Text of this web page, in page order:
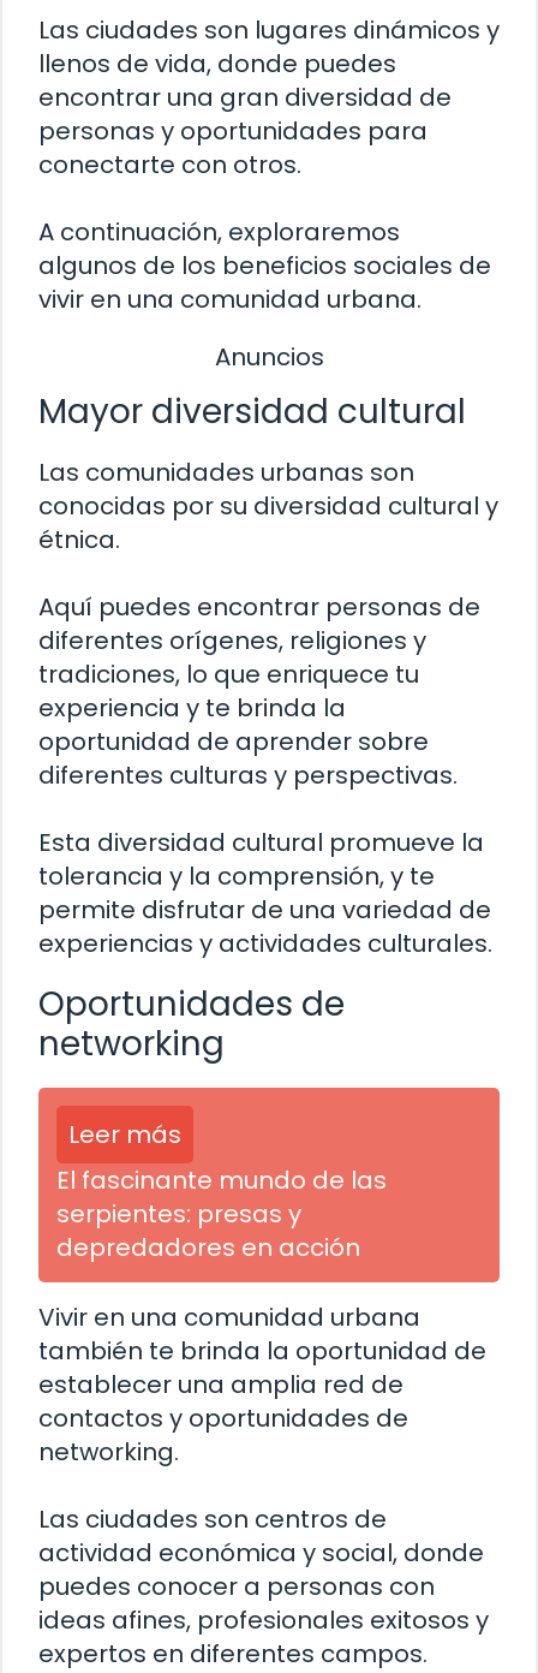
Las ciudades son lugares dinámicos y
llenos de vida, donde puedes
encontrar una gran diversidad de
personas y oportunidades para
conectarte con otros.
A continuación, exploraremos
algunos de los beneficios sociales de
vivir en una comunidad urbana.
Anuncios
Mayor diversidad cultural
Las comunidades urbanas son
conocidas por su diversidad cultural y
étnica.
Aquí puedes encontrar personas de
diferentes orígenes, religiones y
tradiciones, lo que enriquece tu
experiencia y te brinda la
oportunidad de aprender sobre
diferentes culturas y perspectivas.
Esta diversidad cultural promueve la
tolerancia y la comprensión, y te
permite disfrutar de una variedad de
experiencias y actividades culturales.
Oportunidades de
networking
Leer más
El fascinante mundo de las
serpientes: presas y
depredadores en acción
Vivir en una comunidad urbana
también te brinda la oportunidad de
establecer una amplia red de
contactos y oportunidades de
networking.
Las ciudades son centros de
actividad económica y social, donde
puedes conocer a personas con
ideas afines, profesionales exitosos y
expertos en diferentes campos.